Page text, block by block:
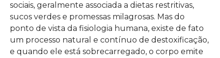
sociais, geralmente associada a dietas restritivas,
sucos verdes e promessas milagrosas. Mas do
ponto de vista da fisiologia humana, existe de fato
um processo natural e contínuo de destoxificação,
e quando ele está sobrecarregado, o corpo emite